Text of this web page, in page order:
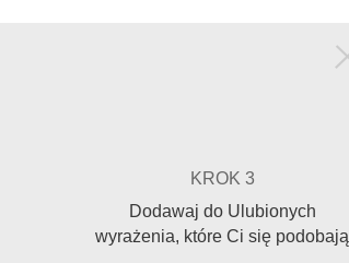
KROK 3
Dodawaj do Ulubionych
wyrażenia, które Ci się podobają